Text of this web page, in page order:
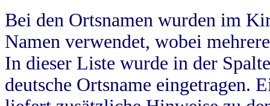
Bei den Ortsnamen wurden im
Namen verwendet, wobei
In dieser Liste wurde in der
deutsche Ortsname eingetragen.